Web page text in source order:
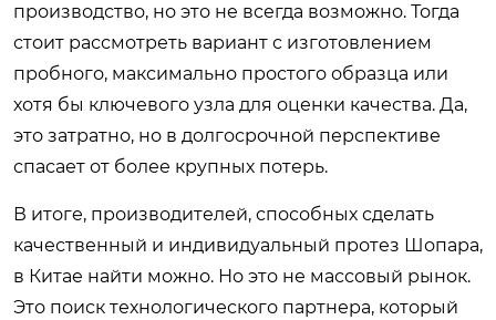
производство, но это не всегда возможно. Тогда
стоит рассмотреть вариант с изготовлением
пробного, максимально простого образца или
хотя бы ключевого узла для оценки качества. Да,
это затратно, но в долгосрочной перспективе
спасает от более крупных потерь.
В итоге, производителей, способных сделать
качественный и индивидуальный протез Шопара,
в Китае найти можно. Но это не массовый рынок.
Это поиск технологического партнера, который